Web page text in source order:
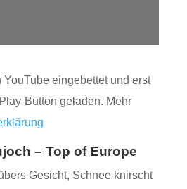
eingebettet und erst
Button geladen. Mehr
– Top of Europe
Gesicht, Schnee knirscht